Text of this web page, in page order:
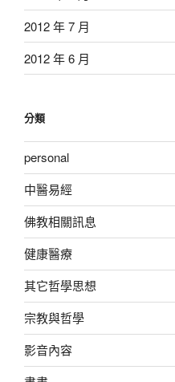
2012 年 7 月
2012 年 6 月
分類
personal
中醫易經
佛教相關訊息
健康醫療
其它哲學思想
宗教與哲學
影音內容